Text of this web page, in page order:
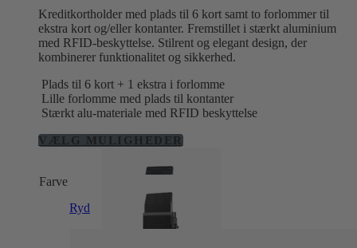
pris
var:
159,00 kr..
pris
er:
129,00 kr..
Kreditkortholder med plads til 6 kort samt to forlommer til
ekstra kort og/eller kontanter. Fremstillet i stærkt aluminium
med RFID-beskyttelse. Stilrent og elegant design, der
kombinerer funktionalitet og sikkerhed.
Plads til 6 kort + 1 ekstra i forlomme
Lille forlomme med plads til kontanter
Stærkt alu-materiale med RFID beskyttelse
VÆLG MULIGHEDERDette
Farve
Ryd